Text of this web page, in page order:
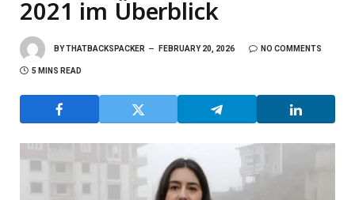
2021 im Überblick
BYTHATBACKSPACKER FEBRUARY 20, 2026 NO COMMENTS
5 MINS READ